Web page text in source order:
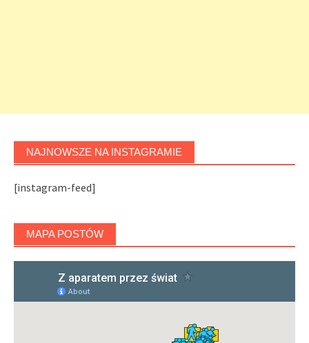
NAJNOWSZE NA INSTAGRAMIE
[instagram-feed]
MAPA POSTÓW